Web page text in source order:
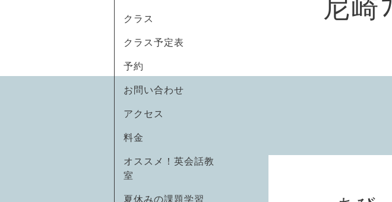
尼崎
クラス
クラス予定表
予約
お問い合わせ
アクセス
料金
オススメ！英会話教
室
夏休みの課題学習